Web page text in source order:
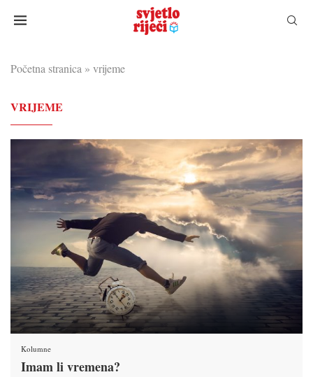
Početna stranica » vrijeme
VRIJEME
Kolumne
Imam li vremena?